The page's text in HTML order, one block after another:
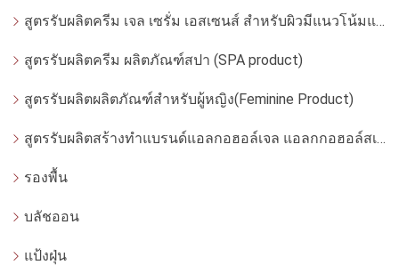
สูตรรับผลิตครีม เจล เซรั่ม เอสเซนส์ สำหรับผิวมีแนวโน้มแพ้ง่าย
สูตรรับผลิตครีม ผลิตภัณฑ์สปา (SPA product)
สูตรรับผลิตผลิตภัณฑ์สำหรับผู้หญิง(Feminine Product)
สูตรรับผลิตสร้างทำแบรนด์แอลกอฮอล์เจล แอลกกอฮอล์สเปรย์ ล้างมือ
รองพื้น
บลัชออน
แป้งฝุ่น